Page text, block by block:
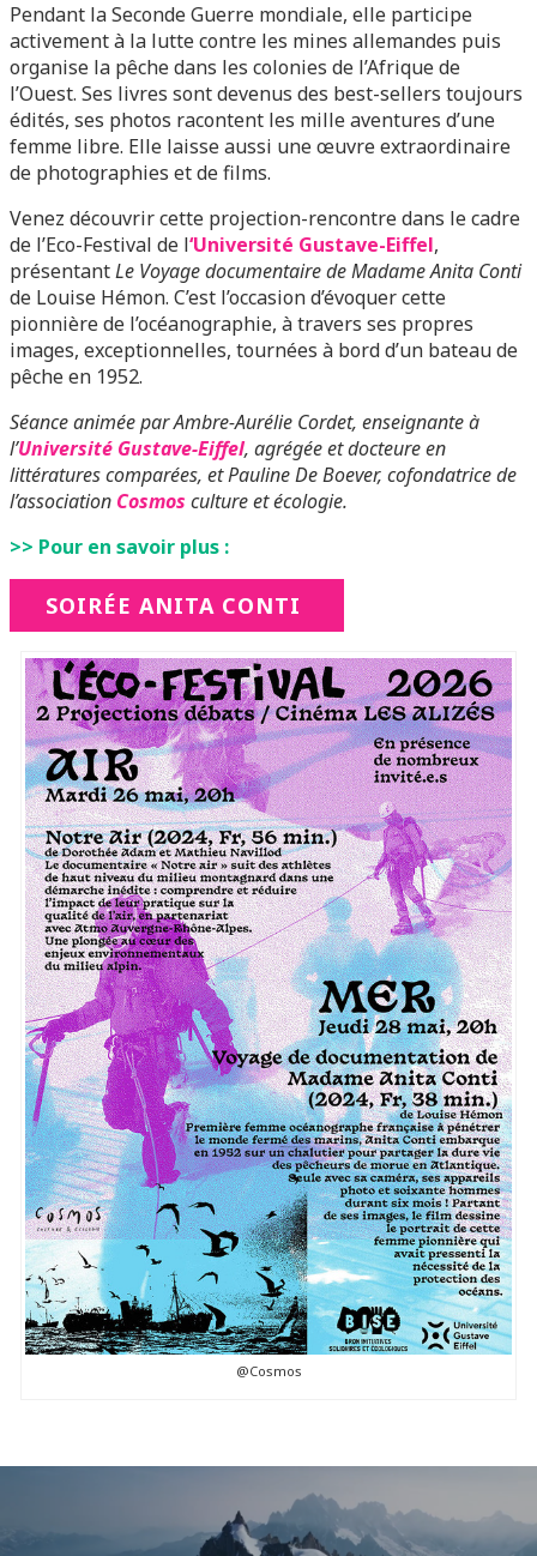
Pendant la Seconde Guerre mondiale, elle participe
activement à la lutte contre les mines allemandes puis
organise la pêche dans les colonies de l’Afrique de
l’Ouest. Ses livres sont devenus des best-sellers toujours
édités, ses photos racontent les mille aventures d’une
femme libre. Elle laisse aussi une œuvre extraordinaire
de photographies et de films.
Venez découvrir cette projection-rencontre dans le cadre
de l’Eco-Festival de l‘Université Gustave-Eiffel,
présentantLe Voyage documentaire de Madame Anita Conti
de Louise Hémon. C’est l’occasion d’évoquer cette
pionnière de l’océanographie, à travers ses propres
images, exceptionnelles, tournées à bord d’un bateau de
pêche en 1952.
Séance animée par Ambre-Aurélie Cordet, enseignante à
l’Université Gustave-Eiffel, agrégée et docteure en
littératures comparées, et Pauline De Boever, cofondatrice de
l’association Cosmos culture et écologie.
>> Pour en savoir plus :
SOIRÉE ANITA CONTI
@Cosmos